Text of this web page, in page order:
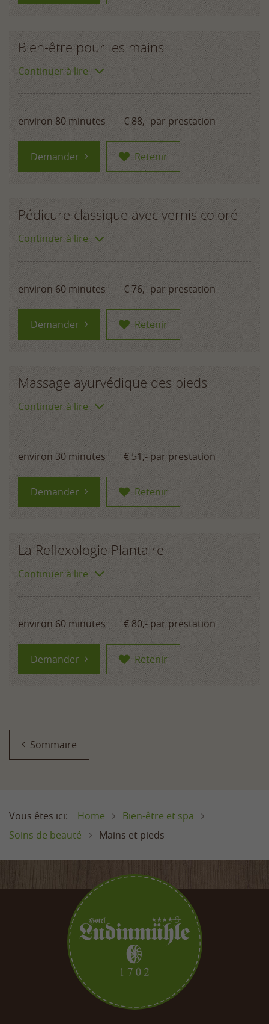
Bien-être pour les mains
Continuer à lire
environ 80 minutes € 88,- par prestation
Demander Retenir
Pédicure classique avec vernis coloré
Continuer à lire
environ 60 minutes € 76,- par prestation
Demander Retenir
Massage ayurvédique des pieds
Continuer à lire
environ 30 minutes € 51,- par prestation
Demander Retenir
La Reflexologie Plantaire
Continuer à lire
environ 60 minutes € 80,- par prestation
Demander Retenir
Sommaire
Home
Bien-être et spa
Soins de beauté
Mains et pieds